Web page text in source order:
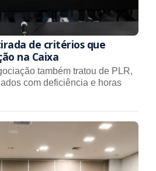
de critérios que
na Caixa
também tratou de PLR,
com deficiência e horas